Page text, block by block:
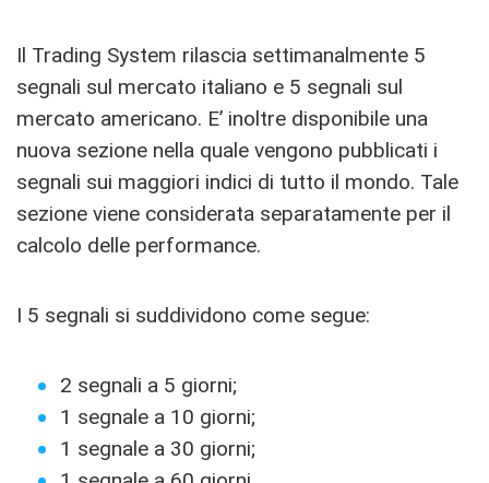
Il Trading System rilascia settimanalmente 5
segnali sul mercato italiano e 5 segnali sul
mercato americano. E’ inoltre disponibile una
nuova sezione nella quale vengono pubblicati i
segnali sui maggiori indici di tutto il mondo. Tale
sezione viene considerata separatamente per il
calcolo delle performance.
I 5 segnali si suddividono come segue:
2 segnali a 5 giorni;
1 segnale a 10 giorni;
1 segnale a 30 giorni;